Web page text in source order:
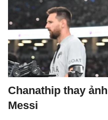
Chanathip thay
Messi